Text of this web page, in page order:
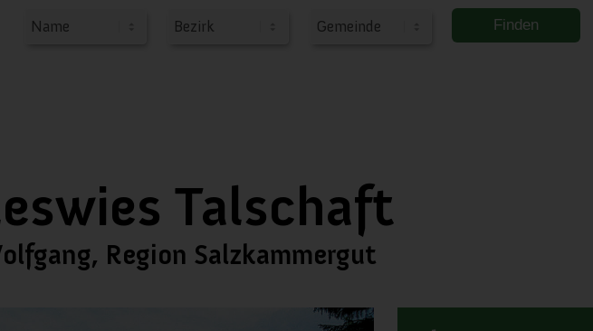
Talschaft
Region Salzkammergut